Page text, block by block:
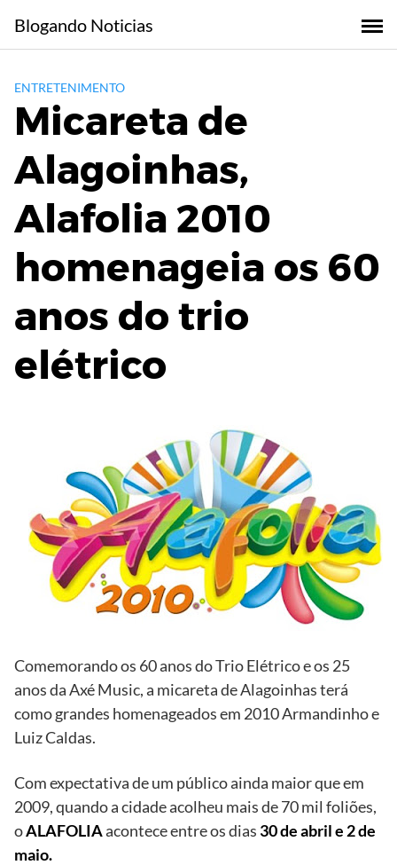
content
Blogando Noticias
ENTRETENIMENTO
Micareta de
Alagoinhas,
Alafolia 2010
homenageia os 60
anos do trio
elétrico
Comemorando os 60 anos do Trio Elétrico e os 25
anos da Axé Music, a micareta de Alagoinhas terá
como grandes homenageados em 2010 Armandinho e
Luiz Caldas.
Com expectativa de um público ainda maior que em
2009, quando a cidade acolheu mais de 70 mil foliões,
oALAFOLIAacontece entre os dias 30 de abril e 2 de
maio.